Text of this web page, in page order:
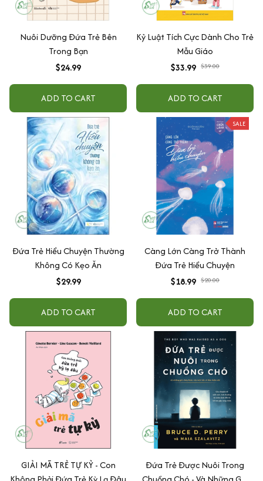
Nuôi Dưỡng Đứa Trẻ Bên
Trong Bạn
$24.99
ADD TO CART
Kỷ Luật Tích Cực Dành Cho Trẻ
Mẫu Giáo
$33.99 $39.00
ADD TO CART
Đứa Trẻ Hiểu Chuyện Thường
Không Có Kẹo Ăn
$29.99
ADD TO CART
SALE
Càng Lớn Càng Trở Thành
Đứa Trẻ Hiểu Chuyện
$18.99 $20.00
ADD TO CART
GIẢI MÃ TRẺ TỰ KỶ - Con
Đứa Trẻ Được Nuôi Trong